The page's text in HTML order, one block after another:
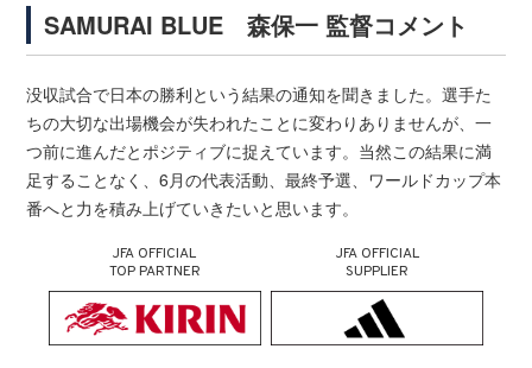
SAMURAI BLUE 森保一 監督コメント
没収試合で日本の勝利という結果の通知を聞きました。選手た
ちの大切な出場機会が失われたことに変わりありませんが、一
つ前に進んだとポジティブに捉えています。当然この結果に満
足することなく、6月の代表活動、最終予選、ワールドカップ本
番へと力を積み上げていきたいと思います。
JFA OFFICIAL
TOP PARTNER
JFA OFFICIAL
SUPPLIER